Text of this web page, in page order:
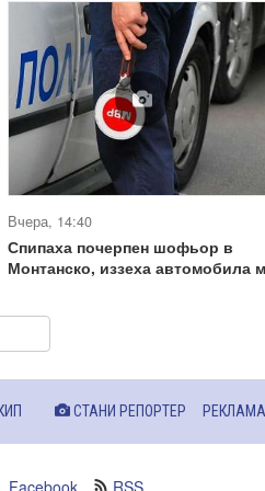
Вчера, 14:40
Спипаха почерпен шофьор в
Монтанско, иззеха автомобила
СТАНИ РЕПОРТЕР РЕКЛАМА